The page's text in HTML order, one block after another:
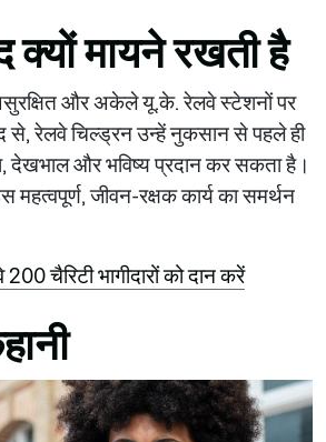
मायने रखती है
और अकेले यू.के. रेलवे स्टेशनों पर
रेलवे चिल्ड्रन उन्हें नुकसान से पहले ही
देखभाल और भविष्य प्रदान कर सकता है।
जीवन-रक्षक कार्य का समर्थन
चैरिटी भागीदारों को दान करें